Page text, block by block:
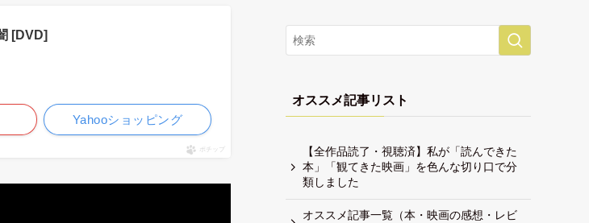
[DVD]
Yahooショッピング
ポチップ
オススメ記事リスト
【全作品読了・視聴済】私が「読んできた
本」「観てきた映画」を色んな切り口で分
類しました
オススメ記事一覧（本・映画の感想・レビ